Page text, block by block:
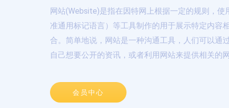
网站(Website)是指在因特网上根据一定的规则，使
准通用标记语言）等工具制作的用于展示特定内容
合。简单地说，网站是一种沟通工具，人们可以通
自己想要公开的资讯，或者利用网站来提供相关的网
会员中心